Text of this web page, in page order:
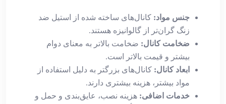
جنس مواد: کانال‌های ساخته شده از استیل ضد
زنگ گران‌تر از گالوانیزه هستند.
ضخامت کانال: ضخامت بالاتر به معنای دوام
بیشتر و قیمت بالاتر است.
ابعاد کانال: کانال‌های بزرگتر به دلیل استفاده از
مواد بیشتر، هزینه بیشتری دارند.
خدمات اضافی: هزینه نصب، عایق‌بندی و حمل و